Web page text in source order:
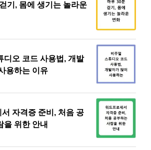
기, 몸에 생기는 놀라운
디오 코드 사용법, 개발
용하는 이유
자격증 준비, 처음 공
을 위한 안내